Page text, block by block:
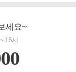
세요~
16시